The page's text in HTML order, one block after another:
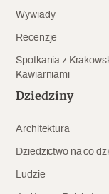
Archeologia
Popularne
Wywiady
Recenzje
Spotkania z
Kawiarniami
Dziedziny
Architektura
Dziedzictwo na co
Ludzie